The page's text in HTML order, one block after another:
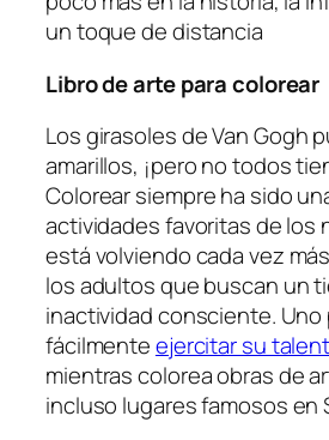
un toque de distancia
Libro de arte para colorear
Los girasoles de Van Gogh
amarillos, ¡pero no todos
Colorear siempre ha sido
actividades favoritas de los
está volviendo cada vez
los adultos que buscan un
inactividad consciente. Uno
fácilmenteejercitar su
mientras colorea obras de
incluso lugares famosos en